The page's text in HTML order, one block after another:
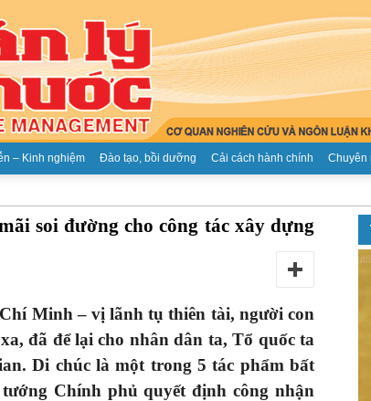
chí
– Kinh nghiệm Đào tạo, bồi dưỡng Cải cách hành chính Chuyên
soi đường cho công tác xây dựng
Minh – vị lãnh tụ thiên tài, người con
đã để lại cho nhân dân ta, Tổ quốc ta
Di chúc là một trong 5 tác phẩm bất
Chính phủ quyết định công nhận